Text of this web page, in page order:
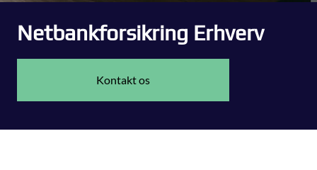
Netbankforsikring Erhverv
Kontakt os